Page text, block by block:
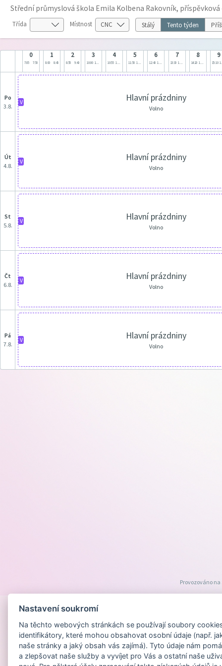
Střední průmyslová škola Emila Kolbena Rakovník,
Třída Místnost Stálý Tento týden
0
7:05 7:50
1
8:00 8:45
2
8:55 9:40
3
10:00 10:45
4
10:55 11:40
5
11:50 12:35
6
12:40 13:25
7
13:30 14:15
8
14:20 15:05
9
15:10
po
3.8.
V Hlavní prázdniny
Volno
út
4.8.
V Hlavní prázdniny
Volno
st
5.8.
V Hlavní prázdniny
Volno
čt
6.8.
V Hlavní prázdniny
Volno
pá
7.8.
V Hlavní prázdniny
Volno
Provozováno
Nastavení soukromí
Na těchto webových stránkách se používají soubory
identifikátory, které mohou obsahovat osobní údaje (např.
naše stránky a jaký obsah vás zajímá). Tyto údaje nám
a zlepšovat naše služby a vyvíjet pro Vás a ostatní naše